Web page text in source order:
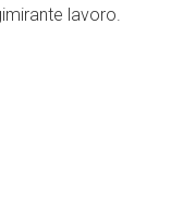
lavoro.